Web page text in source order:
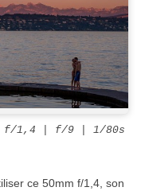
f/1,4 | f/9 | 1/80s
ce 50mm f/1,4, son